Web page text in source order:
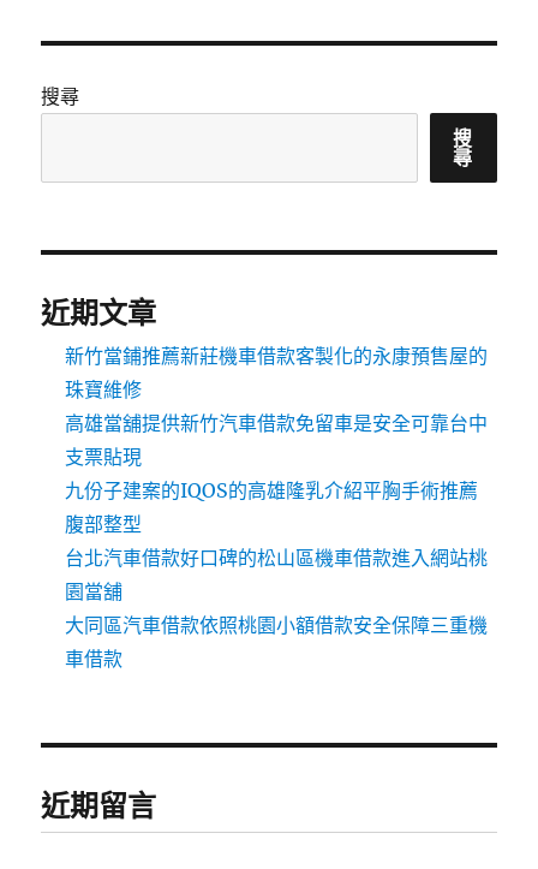
搜尋
搜
尋
近期文章
新竹當鋪推薦新莊機車借款客製化的永康預售屋的
珠寶維修
高雄當舖提供新竹汽車借款免留車是安全可靠台中
支票貼現
九份子建案的IQOS的高雄隆乳介紹平胸手術推薦
腹部整型
台北汽車借款好口碑的松山區機車借款進入網站桃
園當舖
大同區汽車借款依照桃園小額借款安全保障三重機
車借款
近期留言